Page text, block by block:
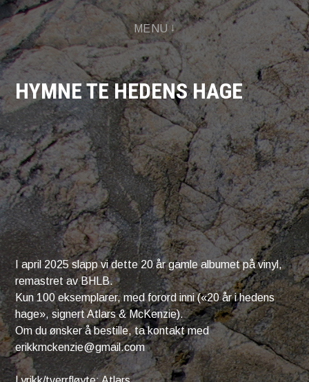
Skip
to
content
MENU
HYMNE TE HEDENS HAGE
I april 2025 slapp vi dette 20 år gamle albumet på vinyl,
remastret av BHLB.
Kun 100 eksemplarer, med forord inni («20 år i hedens
hage», signert Atlars & McKenzie).
Om du ønsker å bestille, ta kontakt med
erikkmckenzie@gmail.com